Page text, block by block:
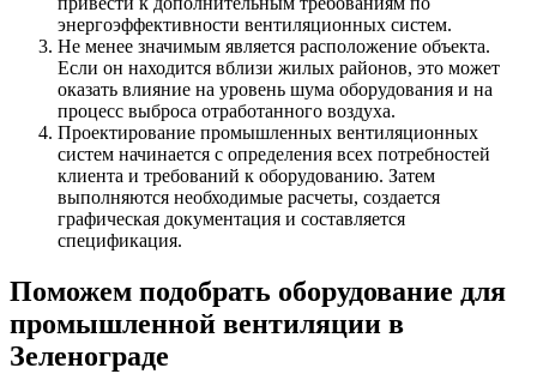
энергоэффективности вентиляционных систем.
Не менее значимым является расположение объекта.
Если он находится вблизи жилых районов, это может
оказать влияние на уровень шума оборудования и на
процесс выброса отработанного воздуха.
Проектирование промышленных вентиляционных
систем начинается с определения всех потребностей
клиента и требований к оборудованию. Затем
выполняются необходимые расчеты, создается
графическая документация и составляется
спецификация.
Поможем подобрать оборудование для
промышленной вентиляции в
Зеленограде